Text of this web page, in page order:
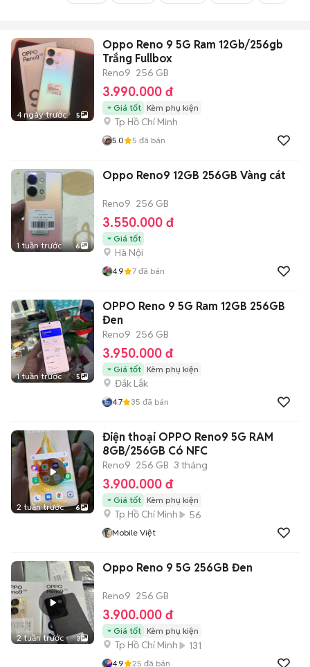
4 ngày trước 5
Oppo Reno 9 5G Ram 12Gb/256gb
Trắng Fullbox
Reno9 256 GB
3.990.000 đ
Giá tốt Kèm phụ kiện
Tp Hồ Chí Minh
5.0 5 đã bán
1 tuần trước 6
Oppo Reno9 12GB 256GB Vàng cát
Reno9 256 GB
3.550.000 đ
Giá tốt
Hà Nội
4.9 7 đã bán
1 tuần trước 5
OPPO Reno 9 5G Ram 12GB 256GB
Đen
Reno9 256 GB
3.950.000 đ
Giá tốt Kèm phụ kiện
Đắk Lắk
4.7 35 đã bán
2 tuần trước 6
Điện thoại OPPO Reno9 5G RAM
8GB/256GB Có NFC
Reno9 256 GB 3 tháng
3.900.000 đ
Giá tốt Kèm phụ kiện
Tp Hồ Chí Minh 56
Mobile Việt
2 tuần trước 3
Oppo Reno 9 5G 256GB Đen
Reno9 256 GB
3.900.000 đ
Giá tốt Kèm phụ kiện
Tp Hồ Chí Minh 131
4.9 25 đã bán